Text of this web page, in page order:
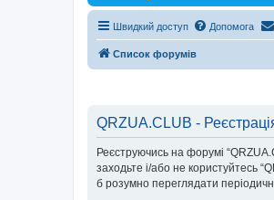
Швидкий доступ Допомога
Список форумів
QRZUA.CLUB -
Реєструючись на форумі
заходьте і/або не користуйтесь
б розумно переглядати